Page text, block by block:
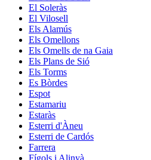
El Soleràs
El Vilosell
Els Alamús
Els Omellons
Els Omells de na Gaia
Els Plans de Sió
Els Torms
Es Bòrdes
Espot
Estamariu
Estaràs
Esterri d'Àneu
Esterri de Cardós
Farrera
Fígols i Alinyà